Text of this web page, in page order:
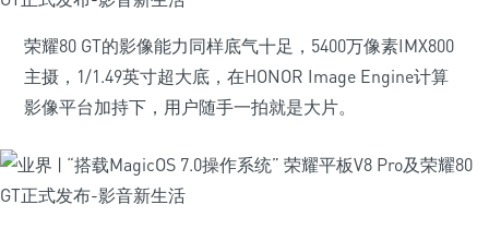
荣耀80 GT的影像能力同样底气十足，5400万像素IMX800
主摄，1/1.49英寸超大底，在HONOR Image Engine计算
影像平台加持下，用户随手一拍就是大片。